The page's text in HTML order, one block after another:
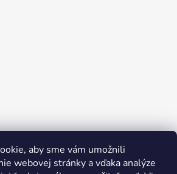
aby sme vám umožnili
webovej stránky a vďaka analýze